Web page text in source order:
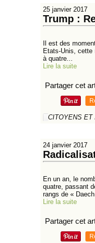
25 janvier 2017
Trump :
Il est des
Etats-Unis, cette
à quatre...
Lire la suite
Partager cet
CITOYENS ET
24 janvier 2017
En un an, le
quatre, passant
rangs de «
Lire la suite
Partager cet